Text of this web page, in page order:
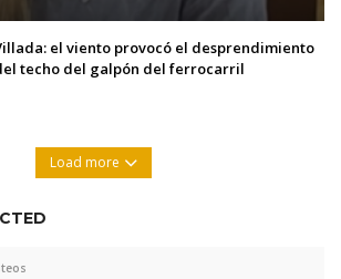
el viento provocó el desprendimiento
techo del galpón del ferrocarril
Load more